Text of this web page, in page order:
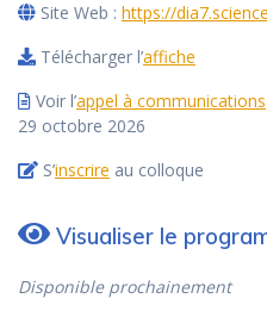
Site Web : https://
Télécharger l’affiche
Voir l’appel à communications
29 octobre 2026
S’inscrire au colloque
Visualiser le
Disponible prochainement